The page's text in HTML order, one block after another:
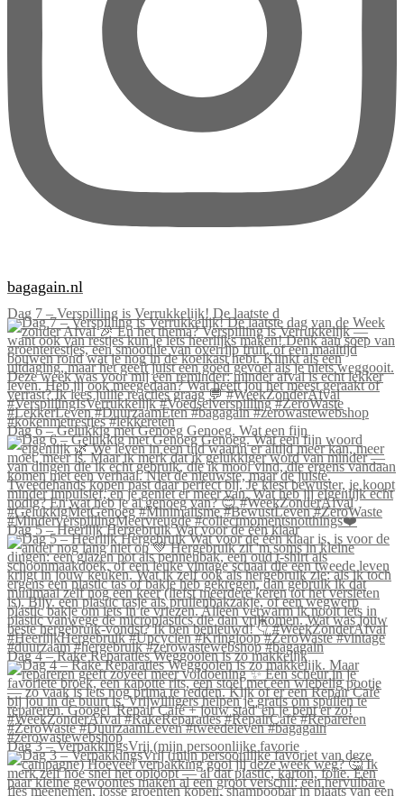
bagagain.nl
Dag 7 – Verspilling is Verrukkelijk! De laatste d
Dag 6 – Gelukkig met Genoeg Genoeg. Wat een fijn
Dag 5 – Heerlijk Hergebruik Wat voor de één klaar
Dag 4 – Rake Reparaties Weggooien is zo makkelijk
Dag 3 – VerpakkingsVrij (mijn persoonlijke favorie